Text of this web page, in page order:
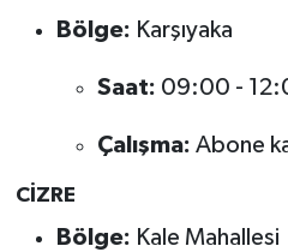
Bölge: Karşıyaka
Saat: 09:00 -
Çalışma: Abone
CİZRE
Bölge: Kale Mahallesi